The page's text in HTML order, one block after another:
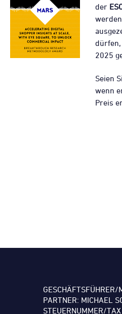
der
dürfen,
2025
Seien
wenn
Preis
GESCHÄFTSFÜHRER/
PARTNER: MICHAEL
STEUERNUMMER/TAX